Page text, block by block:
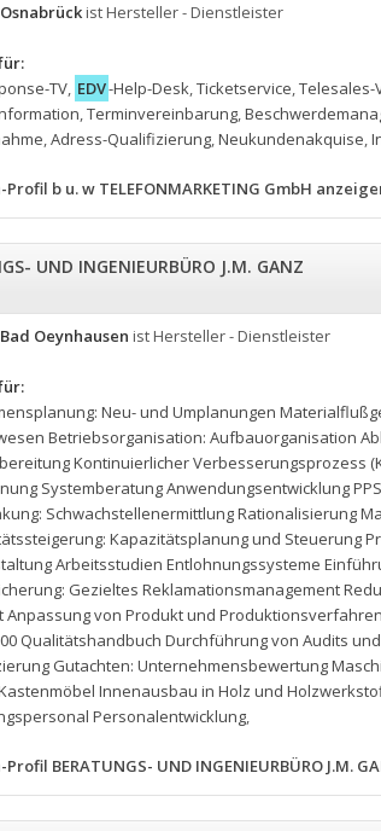
Osnabrückist Hersteller - Dienstleister
TV, EDV-Help-Desk,Ticketservice,Telesales-
,Terminvereinbarung,
,Adress-Qualifizierung,Neukundenakquise,
b u. w TELEFONMARKETING GmbH
UND INGENIEURBÜRO J.M. GANZ
Oeynhausen ist Hersteller - Dienstleister
Neu- und Umplanungen
Betriebsorganisation: Aufbauorganisation
Kontinuierlicher Verbesserungsprozess
Systemberatung Anwendungsentwicklung
Schwachstellenermittlung Rationalisierung
Kapazitätsplanung und Steuerung
Arbeitsstudien Entlohnungssysteme
Gezieltes Reklamationsmanagement
Anpassung von Produkt und
Qualitätshandbuch Durchführung von Audits
Gutachten: Unternehmensbewertung
Innenausbau in Holz und
Personalentwicklung,
BERATUNGS- UND INGENIEURBÜRO J.M.